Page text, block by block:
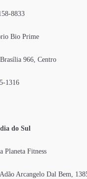
8833
Bio Prime
966, Centro
1316
do Sul
Planeta Fitness
Arcangelo Dal Bem,